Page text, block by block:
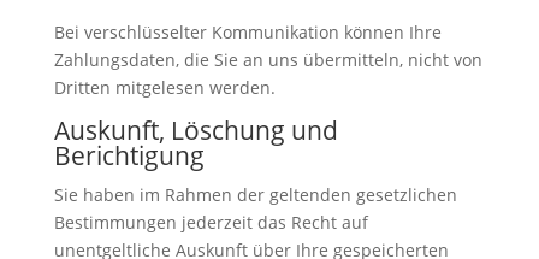
Bei verschlüsselter Kommunikation können Ihre
Zahlungsdaten, die Sie an uns übermitteln, nicht von
Dritten mitgelesen werden.
Auskunft, Löschung und
Berichtigung
Sie haben im Rahmen der geltenden gesetzlichen
Bestimmungen jederzeit das Recht auf
unentgeltliche Auskunft über Ihre gespeicherten